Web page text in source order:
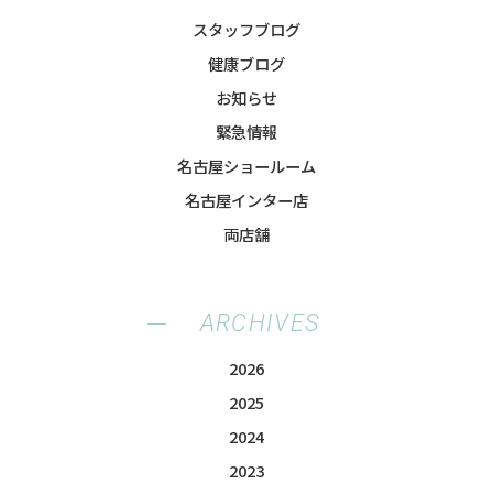
スタッフブログ
健康ブログ
お知らせ
緊急情報
名古屋ショールーム
名古屋インター店
両店舗
ARCHIVES
2026
2025
2024
2023